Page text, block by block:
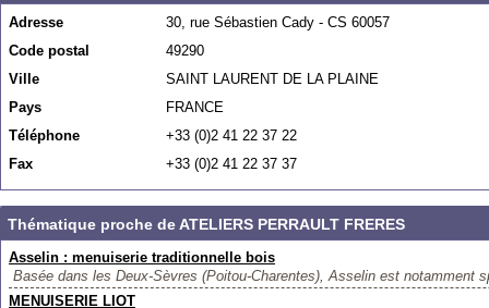
Adresse
30, rue Sébastien Cady - CS 60057
Code postal
49290
Ville
SAINT LAURENT DE LA PLAINE
Pays
FRANCE
Téléphone
+33 (0)2 41 22 37 22
Fax
+33 (0)2 41 22 37 37
Thématique proche de ATELIERS PERRAULT FRERES
Asselin : menuiserie traditionnelle bois
Basée dans les Deux-Sèvres (Poitou-Charentes), Asselin est notamment
MENUISERIE LIOT